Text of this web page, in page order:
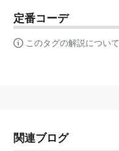
定番コーデ
このタグの解説について
関連ブログ